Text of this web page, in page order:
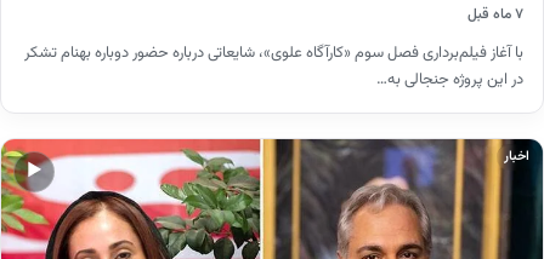
۷ ماه قبل
با آغاز فیلم‌برداری فصل سوم «کارآگاه علوی»، شایعاتی درباره حضور دوباره بهنام تشکر
در این پروژه جنجالی به…
▶
اخبار